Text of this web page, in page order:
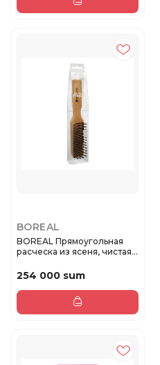
BOREAL
BOREAL Прямоугольная
расческа из ясеня, чистая
254 000 sum